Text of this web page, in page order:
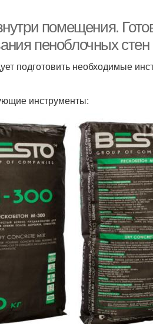
помещения.
пеноблочных стен
подготовить необходимые
инструменты: